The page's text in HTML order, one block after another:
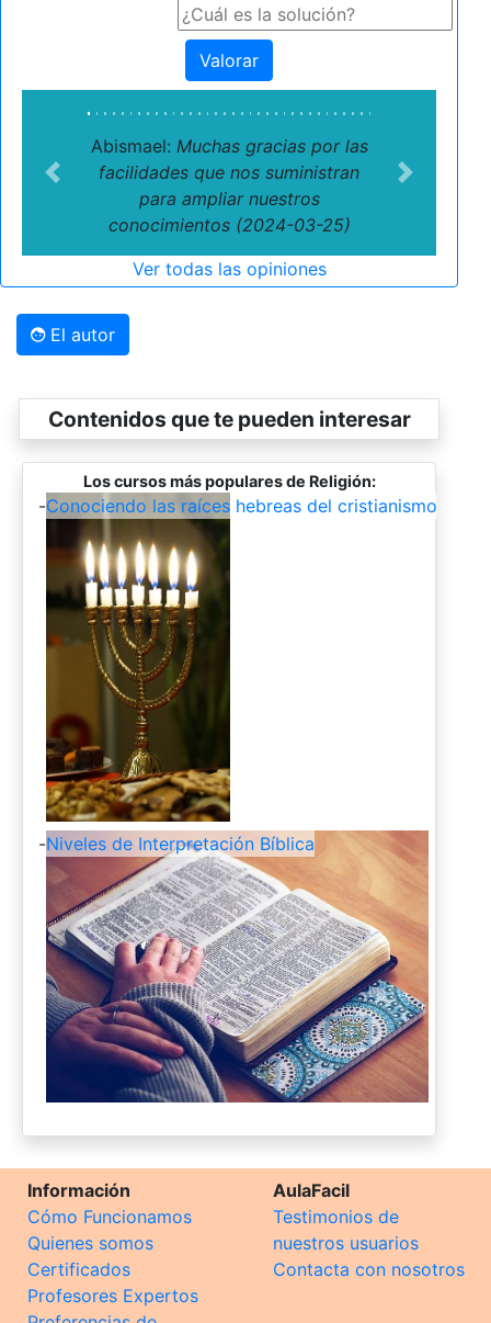
Valorar
Abismael: Muchas gracias por las
facilidades que nos suministran
para ampliar nuestros
conocimientos (2024-03-25)
Previous Next
Ver todas las opiniones
El autor
Contenidos que te pueden interesar
Los cursos más populares de Religión:
-Conociendo las raíces hebreas del cristianismo
-Niveles de Interpretación Bíblica
Información
Cómo Funcionamos
Quienes somos
Certificados
Profesores Expertos
AulaFacil
Testimonios de
nuestros usuarios
Contacta con nosotros